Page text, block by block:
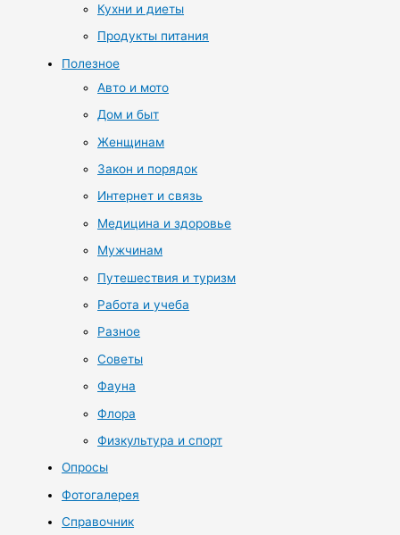
Кухни и диеты
Продукты питания
Полезное
Авто и мото
Дом и быт
Женщинам
Закон и порядок
Интернет и связь
Медицина и здоровье
Мужчинам
Путешествия и туризм
Работа и учеба
Разное
Советы
Фауна
Флора
Физкультура и спорт
Опросы
Фотогалерея
Справочник